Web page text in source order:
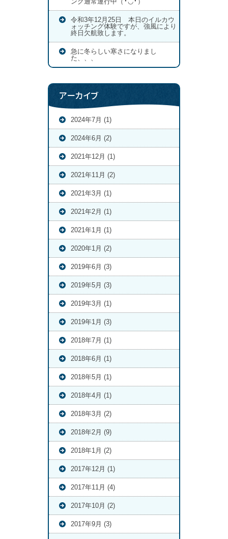
令和3年12月25日 本日のイルカウ
ォッチング体験ですが、強風により
終日欠航致します。
急に冬らしい寒さになりまし
た、、、
アーカイブ
2024年7月 (1)
2024年6月 (2)
2021年12月 (1)
2021年11月 (2)
2021年3月 (1)
2021年2月 (1)
2021年1月 (1)
2020年1月 (2)
2019年6月 (3)
2019年5月 (3)
2019年3月 (1)
2019年1月 (3)
2018年7月 (1)
2018年6月 (1)
2018年5月 (1)
2018年4月 (1)
2018年3月 (2)
2018年2月 (9)
2018年1月 (2)
2017年12月 (1)
2017年11月 (4)
2017年10月 (2)
2017年9月 (3)